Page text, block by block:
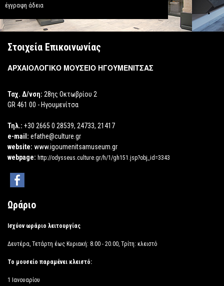
έγγραφη άδεια
Στοιχεία Επικοινωνίας
ΑΡΧΑΙΟΛΟΓΙΚΟ ΜΟΥΣΕΙΟ ΗΓΟΥΜΕΝΙΤΣΑΣ
Ταχ. Δ/νση: 28ης Οκτωβρίου 2
GR 461 00 - Ηγουμενίτσα
Τηλ.: +30 2665 0 28539, 24733, 21417
e-mail: efathe@culture.gr
website: www.igoumenitsamuseum.gr
webpage: http://odysseus.culture.gr/h/1/gh151.jsp?obj_id=3343
Ωράριο
Ισχύον ωράριο λειτουργίας
Δευτέρα, Τετάρτη έως Κυριακή: 8.00 - 20.00, Τρίτη: κλειστό
Το μουσείο παραμένει κλειστό:
1 Ιανουαρίου